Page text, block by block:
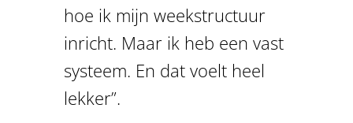
hoe ik mijn weekstructuur
inricht. Maar ik heb een vast
systeem. En dat voelt heel
lekker”.